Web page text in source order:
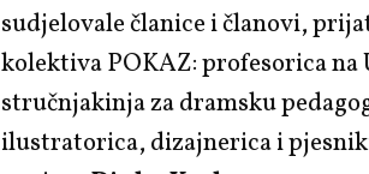
sudjelovale članice i članovi,
kolektiva POKAZ: profesorica
stručnjakinja za dramsku
ilustratorica, dizajnerica i